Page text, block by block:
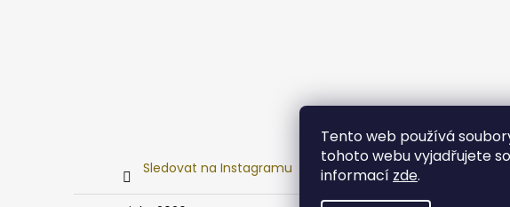
Tento web používá
tohoto webu vyjadřujete
informací zde.
Sledovat na Instagramu